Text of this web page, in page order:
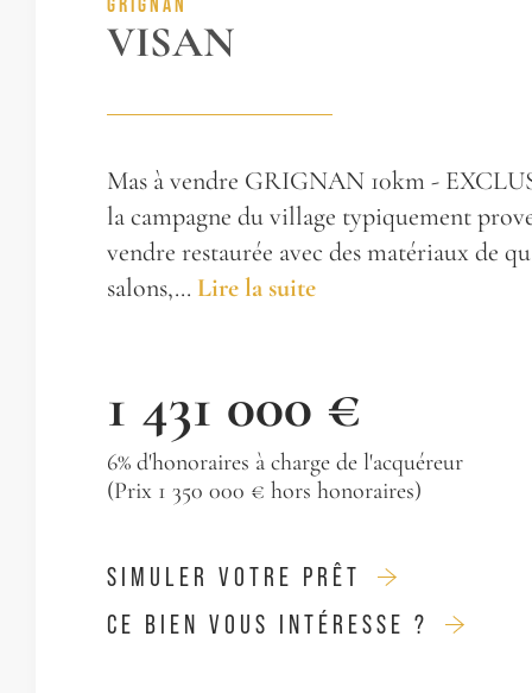
VISAN
Mas à vendre GRIGNAN 10km -
la campagne du village typiquement
vendre restaurée avec des matériaux de
salons,... Lire la suite
1 431 000 €
6% d'honoraires à charge de l'acquéreur
(Prix 1 350 000 € hors honoraires)
SIMULER VOTRE PRÊT
CE BIEN VOUS INTÉRESSE ?